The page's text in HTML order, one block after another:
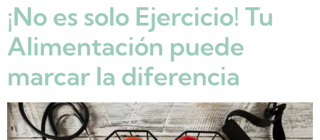
¡No es solo Ejercicio! Tu
Alimentación puede
marcar la diferencia